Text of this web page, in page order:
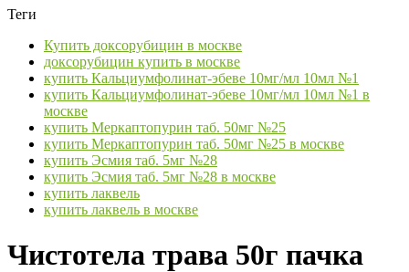
Теги
Купить доксорубицин в москве
доксорубицин купить в москве
купить Кальциумфолинат-эбеве 10мг/мл 10мл №1
купить Кальциумфолинат-эбеве 10мг/мл 10мл №1 в
москве
купить Меркаптопурин таб. 50мг №25
купить Меркаптопурин таб. 50мг №25 в москве
купить Эсмия таб. 5мг №28
купить Эсмия таб. 5мг №28 в москве
купить лаквель
купить лаквель в москве
Чистотела трава 50г пачка